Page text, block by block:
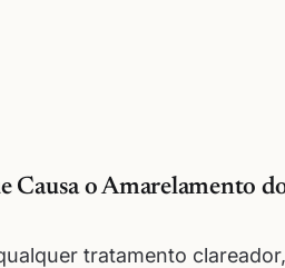
Causa o Amarelamento
tratamento